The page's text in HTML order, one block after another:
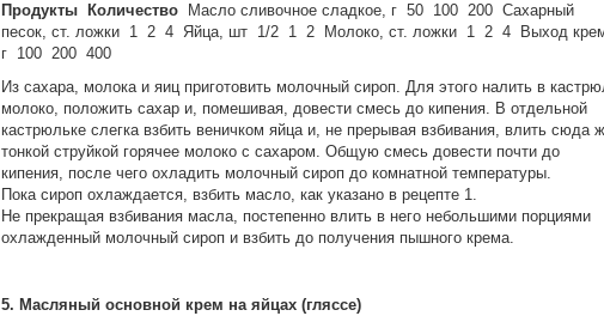
Продукты
Количество Масло сливочное сладкое, г 50 100 200 Сахарный
песок, ст. ложки 1 2 4 Яйца, шт 1/2 1 2 Молоко, ст. ложки 1 2 4 Выход
г 100 200 400
Из сахара, молока и яиц приготовить молочный сироп. Для этого налить в
молоко, положить сахар и, помешивая, довести смесь до кипения. В отдельной
кастрюльке слегка взбить веничком яйца и, не прерывая взбивания, влить сюда
тонкой струйкой горячее молоко с сахаром. Общую смесь довести почти до
кипения, после чего охладить молочный сироп до комнатной температуры.
Пока сироп охлаждается, взбить масло, как указано в рецепте 1.
Не прекращая взбивания масла, постепенно влить в него небольшими порциями
охлажденный молочный сироп и взбить до получения пышного крема.
5. Масляный основной крем на яйцах (гляссе)